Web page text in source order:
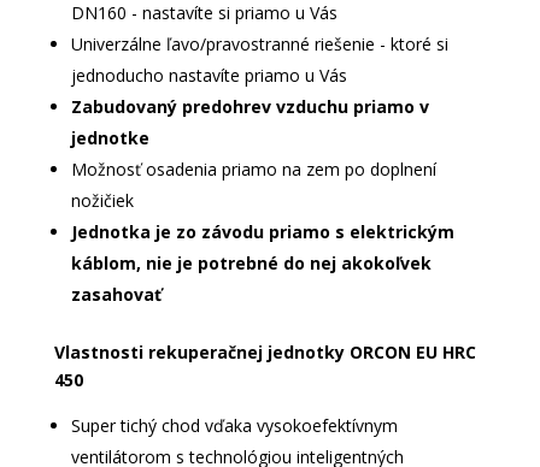
DN160 - nastavíte si priamo u Vás
Univerzálne ľavo/pravostranné riešenie - ktoré si
jednoducho nastavíte priamo u Vás
Zabudovaný predohrev vzduchu priamo v
jednotke
Možnosť osadenia priamo na zem po doplnení
nožičiek
Jednotka je zo závodu priamo s elektrickým
káblom, nie je potrebné do nej akokoľvek
zasahovať
Vlastnosti rekuperačnej jednotky ORCON EU HRC
450
Super tichý chod vďaka vysokoefektívnym
ventilátorom s technológiou inteligentných